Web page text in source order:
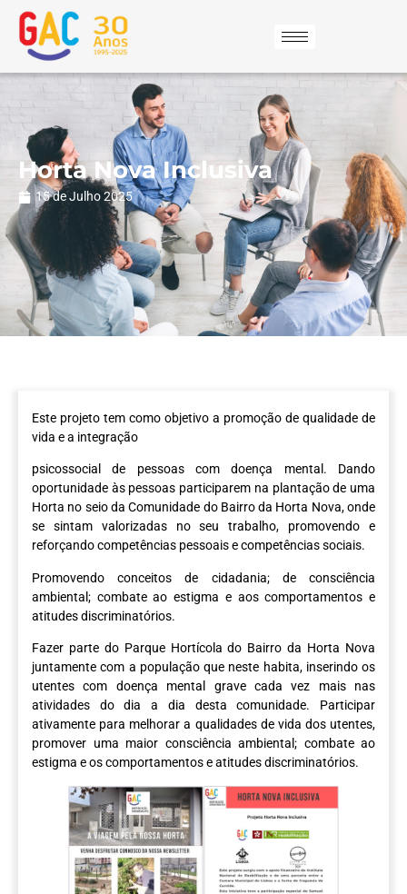
Horta Nova Inclusiva
15 de Julho 2025
Este projeto tem como objetivo a promoção de qualidade de
vida e a integração
psicossocial de pessoas com doença mental. Dando
oportunidade às pessoas participarem na plantação de uma
Horta no seio da Comunidade do Bairro da Horta Nova, onde
se sintam valorizadas no seu trabalho, promovendo e
reforçando competências pessoais e competências sociais.
Promovendo conceitos de cidadania; de consciência
ambiental; combate ao estigma e aos comportamentos e
atitudes discriminatórios.
Fazer parte do Parque Hortícola do Bairro da Horta Nova
juntamente com a população que neste habita, inserindo os
utentes com doença mental grave cada vez mais nas
atividades do dia a dia desta comunidade. Participar
ativamente para melhorar a qualidades de vida dos utentes,
promover uma maior consciência ambiental; combate ao
estigma e os comportamentos e atitudes discriminatórios.